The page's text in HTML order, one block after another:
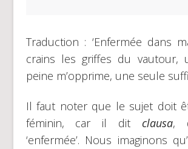
Traduction : ‘Enfermée dans
crains les griffes du vautour,
peine m’opprime, une seule
Il faut noter que le sujet doit
féminin, car il dit clausa,
‘enfermée’. Nous imaginons